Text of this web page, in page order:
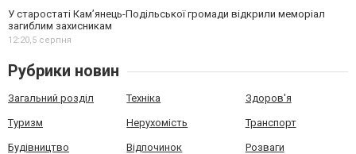
У старостаті Кам’янець-Подільської громади відкрили меморіал
загиблим захисникам
12:20,5 серпня
Рубрики новин
Загальний розділ Техніка Здоров'я
Туризм Нерухомість Транспорт
Будівництво Відпочинок Розваги